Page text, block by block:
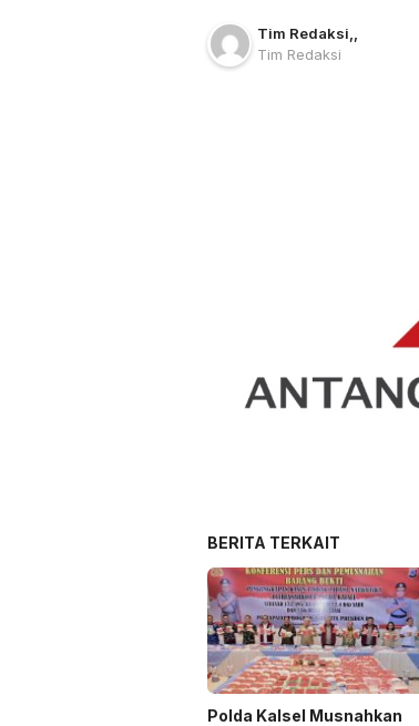
Tim Redaksi
Tim Redaksi
BERITA TERKAIT
Polda Kalsel Musnahkan